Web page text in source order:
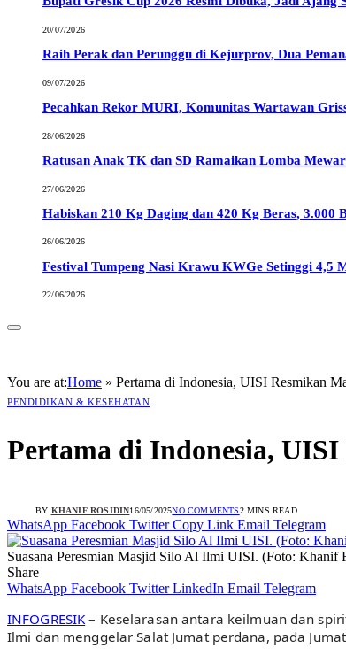
20/07/2026
Raih Perak dan Perunggu di Kejurprov, Dua
09/07/2026
Pecahkan Rekor MURI, Komunitas Wartawan
28/06/2026
Ratusan Anak TK dan SD Ramaikan Lomba
27/06/2026
Habiskan 210 Kg Daging dan 420 Kg Beras,
26/06/2026
Festival Tumpeng Nasi Krawu KWGe Setinggi 4,5
22/06/2026
You are at:Home » Pertama di Indonesia, UISI Resmikan
PENDIDIKAN & KESEHATAN
Pertama di Indonesia,
BY KHANIF ROSIDIN16/05/2025NO COMMENTS2 MINS READ
WhatsApp Facebook Twitter Copy Link Email Telegram
Suasana Peresmian Masjid Silo Al Ilmi UISI. (Foto: Khanif
Share
WhatsApp Facebook Twitter LinkedIn Email Telegram
INFOGRESIK– Keselarasan antara keilmuan dan
Ilmi dan menggelar Salat Jumat perdana, pada